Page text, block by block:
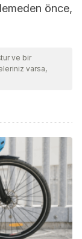
önce,
ve bir
varsa,